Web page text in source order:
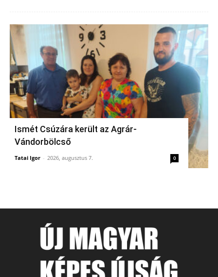
Ismét Csúzára került az Agrár-
Vándorbölcső
Tatai Igor - 2026, augusztus 7. 0